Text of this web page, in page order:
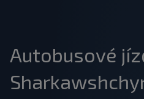
Autobusové